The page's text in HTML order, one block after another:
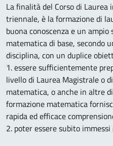
La finalità del Corso di
triennale, è la formazione di
buona conoscenza e un
matematica di base, secondo
disciplina, con un duplice
1. essere sufficientemente
livello di Laurea Magistrale o
matematica, o anche in altre
formazione matematica
rapida ed efficace
2. poter essere subito